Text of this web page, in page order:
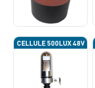
CELLULE 500LUX 48V